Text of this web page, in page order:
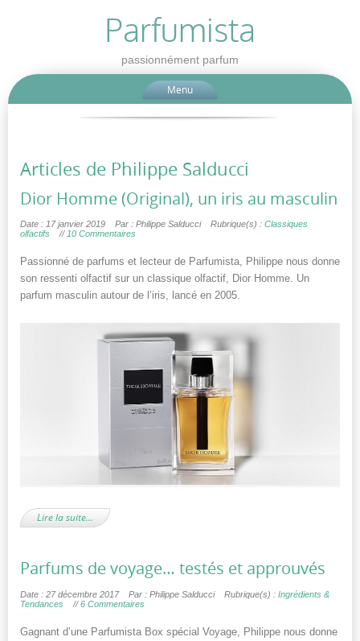
Parfumista
passionnément parfum
Menu
Articles de Philippe Salducci
Dior Homme (Original), un iris au masculin
Date : 17 janvier 2019 Par : Philippe Salducci Rubrique(s) : Classiques
olfactifs
// 10 Commentaires
Passionné de parfums et lecteur de Parfumista, Philippe nous donne
son ressenti olfactif sur un classique olfactif, Dior Homme. Un
parfum masculin autour de l’iris, lancé en 2005.
Lire la suite…
Parfums de voyage… testés et approuvés
Date : 27 décembre 2017 Par : Philippe Salducci Rubrique(s) : Ingrédients &
Tendances
//6 Commentaires
Gagnant d’une Parfumista Box spécial Voyage, Philippe nous donne